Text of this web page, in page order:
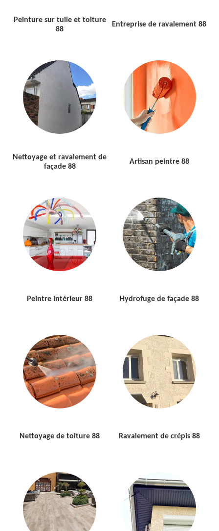
Peinture sur tuile et toiture
88
Entreprise de ravalement 88
Nettoyage et ravalement de
façade 88
Artisan peintre 88
Peintre intérieur 88 Hydrofuge de façade 88
Nettoyage de toiture 88 Ravalement de crépis 88